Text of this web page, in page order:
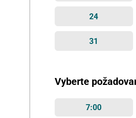
24
31
Vyberte
7:00